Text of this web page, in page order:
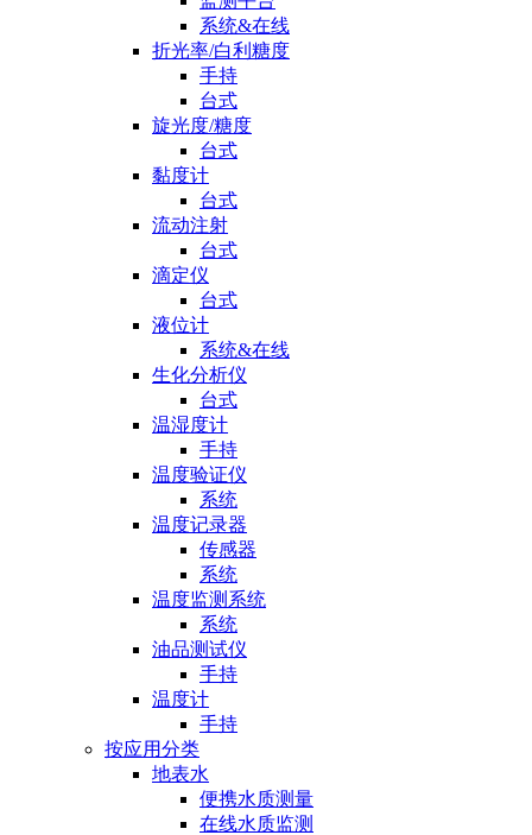
系统&在线
折光率/白利糖度
手持
台式
旋光度/糖度
台式
黏度计
台式
流动注射
台式
滴定仪
台式
液位计
系统&在线
生化分析仪
台式
温湿度计
手持
温度验证仪
系统
温度记录器
传感器
系统
温度监测系统
系统
油品测试仪
手持
温度计
手持
按应用分类
地表水
便携水质测量
在线水质监测